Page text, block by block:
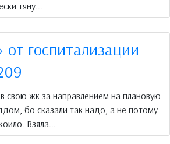
тяну...
госпитализации
свою жк за направлением на плановую
бо сказали так надо, а не потому
Взяла...